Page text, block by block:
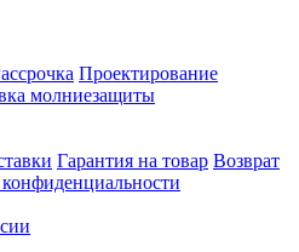
Проектирование
молниезащиты
Гарантия на товар Возврат